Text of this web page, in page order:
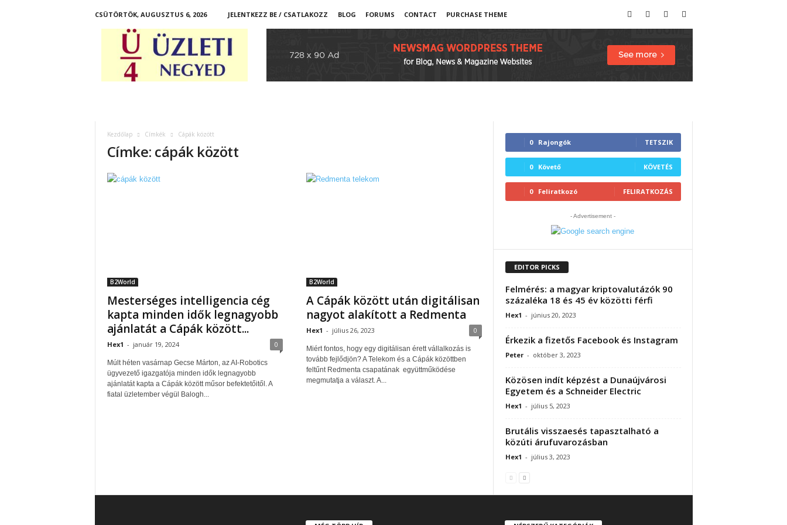
CSÜTÖRTÖK, AUGUSZTUS 6, 2026 JELENTKEZZ BE / CSATLAKOZZ BLOG FORUMS CONTACT
PURCHASE THEME
Kezdőlap Címkék Cápák között
Címke: cápák között
B2World
Mesterséges intelligencia cég
kapta minden idők legnagyobb
ajánlatát a Cápák között...
Hex1 - január 19, 2024 0
Múlt héten vasárnap Gecse Márton, az AI-Robotics
ügyvezető igazgatója minden idők legnagyobb
ajánlatát kapta a Cápák között műsor befektetőitől. A
fiatal üzletember végül Balogh...
B2World
A Cápák között után digitálisan
nagyot alakított a Redmenta
Hex1 - július 26, 2023 0
Miért fontos, hogy egy digitálisan érett vállalkozás is
tovább fejlődjön? A Telekom és a Cápák közöttben
feltűnt Redmenta csapatának együttműködése
megmutatja a választ. A...
0 Rajongók TETSZIK
0 Követő KÖVETÉS
0 Feliratkozó FELIRATKOZÁS
- Advertisement -
EDITOR PICKS
Felmérés: a magyar kriptovalutázók 90
százaléka 18 és 45 év közötti férfi
Hex1 - június 20, 2023
Érkezik a fizetős Facebook és Instagram
Peter - október 3, 2023
Közösen indít képzést a Dunaújvárosi
Egyetem és a Schneider Electric
Hex1 - július 5, 2023
Brutális visszaesés tapasztalható a
közúti árufuvarozásban
Hex1 - július 3, 2023